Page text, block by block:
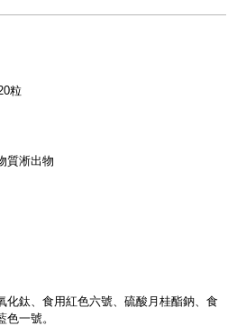
粒
質淅出物
化鈦、食用紅色六號、硫酸月桂酯鈉、食
一號。